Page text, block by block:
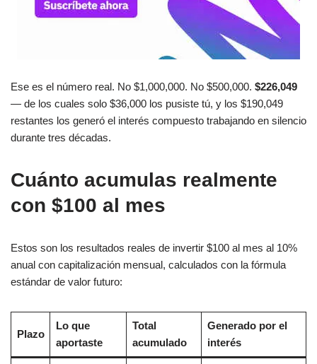
Ese es el número real. No $1,000,000. No $500,000. $226,049
— de los cuales solo $36,000 los pusiste tú, y los $190,049
restantes los generó el interés compuesto trabajando en silencio
durante tres décadas.
Cuánto acumulas realmente
con $100 al mes
Estos son los resultados reales de invertir $100 al mes al 10%
anual con capitalización mensual, calculados con la fórmula
estándar de valor futuro:
Plazo
Lo que
aportaste
Total
acumulado
Generado por el
interés